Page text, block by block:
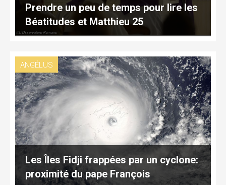
Prendre un peu de temps pour lire les
Béatitudes et Matthieu 25
ANGÉLUS
Les Îles Fidji frappées par un cyclone:
proximité du pape François